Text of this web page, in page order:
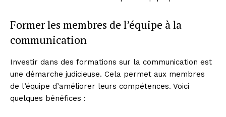
Former les membres de l’équipe à la
communication
Investir dans des formations sur la communication est
une démarche judicieuse. Cela permet aux membres
de l’équipe d’améliorer leurs compétences. Voici
quelques bénéfices :